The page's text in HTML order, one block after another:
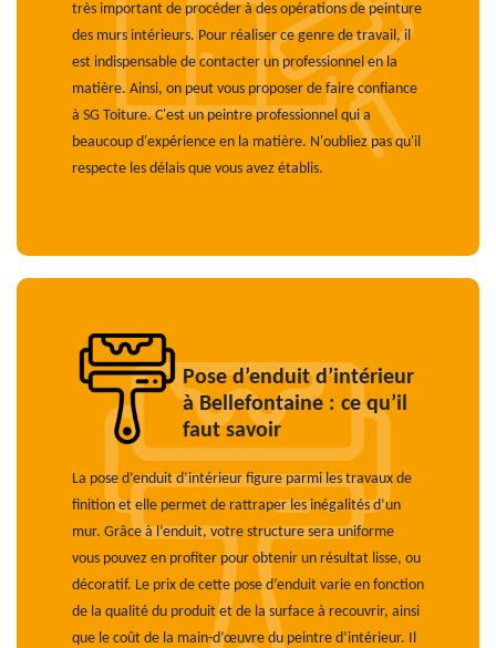
très important de procéder à des opérations de peinture
des murs intérieurs. Pour réaliser ce genre de travail, il
est indispensable de contacter un professionnel en la
matière. Ainsi, on peut vous proposer de faire confiance
à SG Toiture. C'est un peintre professionnel qui a
beaucoup d'expérience en la matière. N'oubliez pas qu'il
respecte les délais que vous avez établis.
Pose d’enduit d’intérieur
à Bellefontaine : ce qu’il
faut savoir
La pose d’enduit d’intérieur figure parmi les travaux de
finition et elle permet de rattraper les inégalités d’un
mur. Grâce à l’enduit, votre structure sera uniforme
vous pouvez en profiter pour obtenir un résultat lisse, ou
décoratif. Le prix de cette pose d’enduit varie en fonction
de la qualité du produit et de la surface à recouvrir, ainsi
que le coût de la main-d’œuvre du peintre d’intérieur. Il